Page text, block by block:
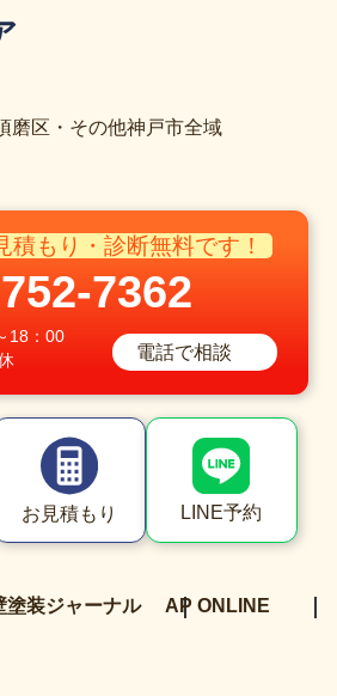
磨区・その他神戸市全域​
積もり・診断無料です！
7362
18：00
電話で相談
お見積もり LINE予約
塗装ジャーナル AP ONLINE